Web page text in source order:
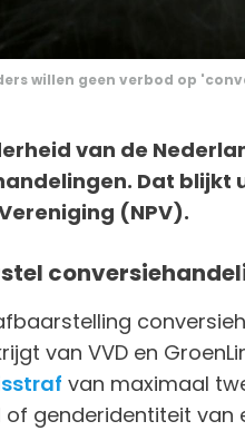
willen geen verbod op
van de
Dat blijkt
(NPV).
van VVD en
van maximaal
genderidentiteit van